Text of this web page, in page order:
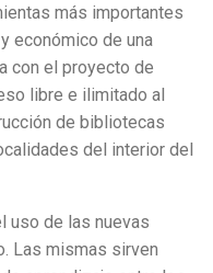
más importantes
económico de una
con el proyecto de
libre e ilimitado al
de bibliotecas
del interior del
uso de las nuevas
Las mismas sirven